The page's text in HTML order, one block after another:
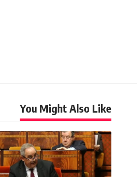
You Might Also Like